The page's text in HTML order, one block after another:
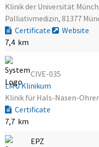
Klinik der Universität
Palliativmedizin, 81377
Certificate
Website
7,4 km
CIVE-035
LMU Klinikum
Klinik für Hals-Nasen-
Certificate
7,7 km
EPZ